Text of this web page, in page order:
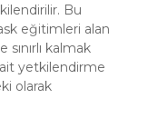
Bu
eğitimleri alan
kalmak
yetkilendirme
olarak